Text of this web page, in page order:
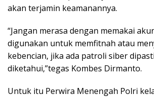
akan terjamin keamanannya.
“Jangan merasa dengan memakai
digunakan untuk memfitnah atau
kebencian, jika ada patroli siber
diketahui,”tegas Kombes Dirmanto.
Untuk itu Perwira Menengah Polri